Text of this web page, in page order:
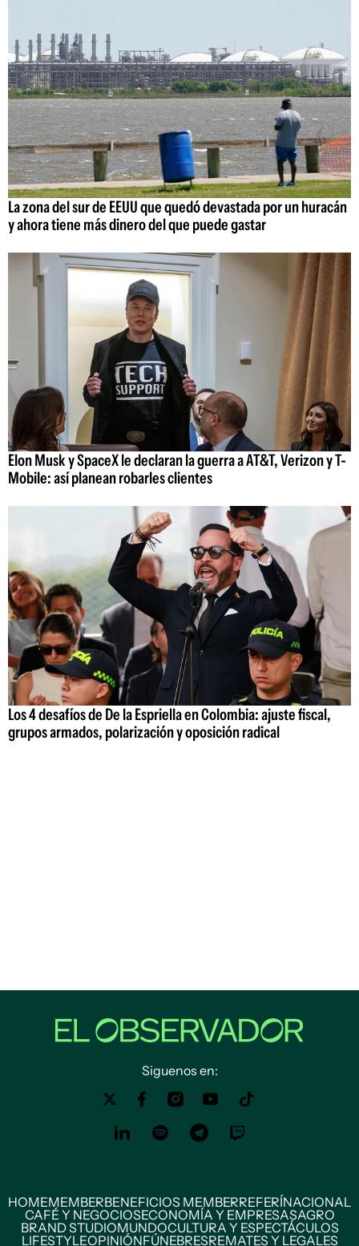
La zona del sur de EEUU que quedó devastada por un huracán
y ahora tiene más dinero del que puede gastar
Elon Musk y SpaceX le declaran la guerra a AT&T, Verizon y T-
Mobile: así planean robarles clientes
Los 4 desafíos de De la Espriella en Colombia: ajuste fiscal,
grupos armados, polarización y oposición radical
Siguenos en:
HOMEMEMBERBENEFICIOS MEMBERREFERÍNACIONAL
CAFÉ Y NEGOCIOSECONOMÍA Y EMPRESASAGRO
BRAND STUDIOMUNDOCULTURA Y ESPECTÁCULOS
LIFESTYLEOPINIÓNFÚNEBRESREMATES Y LEGALES